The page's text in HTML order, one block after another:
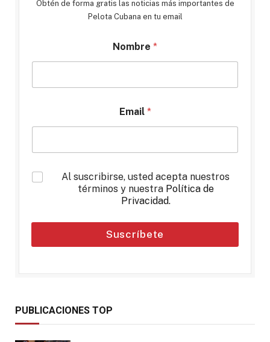
Obtén de forma gratis las noticias más importantes de
Pelota Cubana en tu email
Nombre *
Email *
*
Al suscribirse, usted acepta nuestros
términos y nuestra Política de
Privacidad.
Suscríbete
PUBLICACIONES TOP